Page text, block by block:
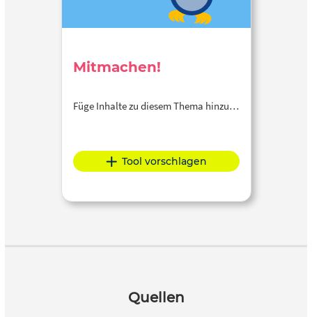
Mitmachen!
Füge Inhalte zu diesem Thema hinzu…
Tool vorschlagen
Quellen